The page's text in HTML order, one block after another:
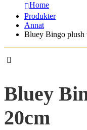
Home
Produkter
Annat
Bluey Bingo plush
Bluey
20cm